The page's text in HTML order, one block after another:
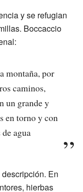
y se refugian
Boccaccio
montaña, por
caminos,
un grande y
en torno y con
agua
En
hierbas